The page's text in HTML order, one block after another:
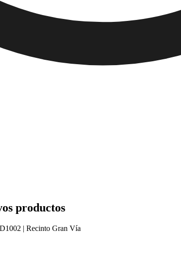
productos
| Recinto Gran Vía